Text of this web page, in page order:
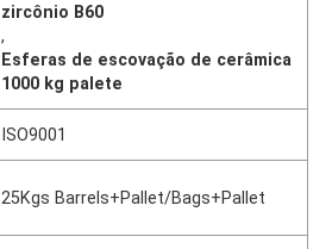
zircônio B60
,
Esferas de escovação de cerâmica
1000 kg palete
ISO9001
25Kgs Barrels+Pallet/Bags+Pallet